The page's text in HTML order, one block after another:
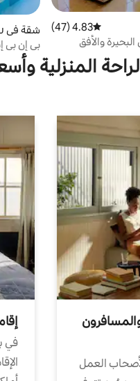
متوسط التقييم 4.83 من 5، 47 مراجعات
4.83 (47)
والأفق
شقة في Kisumu
بي إن بي
المنزلية
العمل
في